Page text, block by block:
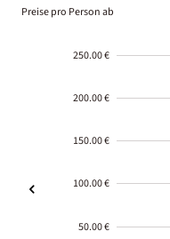
Preise pro Person ab
250.00 €
200.00 €
150.00 €
100.00 €
50.00 €